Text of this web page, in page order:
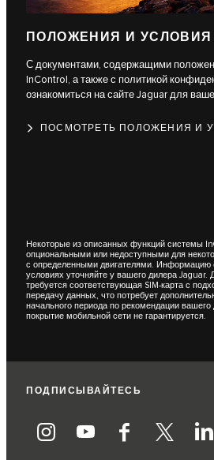
ПОЛОЖЕНИЯ И УСЛОВИЯ
С документами, содержащими
InControl, а также с политикой
ознакомиться на сайте Jaguar для
ПОСМОТРЕТЬ ПОЛОЖЕНИЯ И
Некоторые из описанных функций системы
опциональными или недоступными для
с определенными двигателями. Информацию
условиях уточняйте у вашего дилера Jaguar.
требуется соответствующая SIM-карта с
передачу данных, что потребует
начального периода по рекомендации
покрытие мобильной сети не гарантируется.
ПОДПИСЫВАЙТЕСЬ